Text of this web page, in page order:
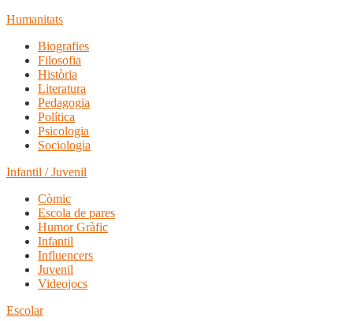
Humanitats
Biografies
Filosofia
Història
Literatura
Pedagogia
Política
Psicologia
Sociologia
Infantil / Juvenil
Còmic
Escola de pares
Humor Gràfic
Infantil
Influencers
Juvenil
Videojocs
Escolar